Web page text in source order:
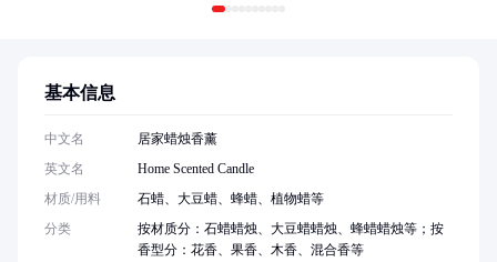
基本信息
中文名
居家蜡烛香薰
英文名
Home Scented Candle
材质/用料
石蜡、大豆蜡、蜂蜡、植物蜡等
分类
按材质分：石蜡蜡烛、大豆蜡蜡烛、蜂蜡蜡烛等；按
香型分：花香、果香、木香、混合香等